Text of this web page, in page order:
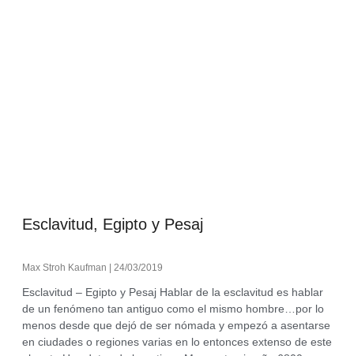
Esclavitud, Egipto y Pesaj
Max Stroh Kaufman 24/03/2019
Esclavitud – Egipto y Pesaj Hablar de la esclavitud es hablar
de un fenómeno tan antiguo como el mismo hombre…por lo
menos desde que dejó de ser nómada y empezó a asentarse
en ciudades o regiones varias en lo entonces extenso de este